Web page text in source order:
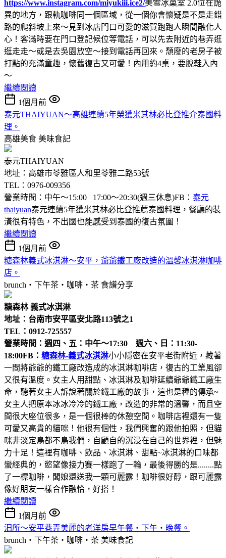
https://www.instagram.com/miyukiii.ice2/美雪冰菓室 2.0位在詭
異的地方，跟軌咖啡同一個區域，從一個你會懷疑是不是走錯
路的爬斜坡上來～見到冰店門口可愛的滋賀跑跑人瞬間融化人
心！客滿時要在門口登記候位等電話，可以先去附近的巷弄逛
逛走走～或是去吳園放空～接到電話再回來。頹廢的老房子被
打點的充滿童趣，懷舊復古又可愛！內用約4桌，要脫鞋入內
～
繼續閱讀
1個月前
泰元THAIYUAN～高雄連續5年榮獲米其林必比登推介泰國料
理。
高雄美食 美味食記
泰元THAIYUAN
地址：高雄市苓雅區人和里苓雅二路53號
TEL：0976-009356
營業時間：中午～15:00 17:00～20:30(週三休息)FB： 泰元
thaiyuan泰元連續5年獲米其林必比登推薦泰國料理，餐廳的裝
潢很有特色，不出國也能感受到泰國的復古氛圍！
繼續閱讀
1個月前
糖森林義式冰淇淋～安平，爺爺鐵工廠改造的溫馨冰淇淋咖啡
店。
brunch‧下午茶‧咖啡‧茶 食譜分享
糖森林 義式冰淇淋
地址：台南市安平區安北路113號之1
TEL：0912-725557
營業時間：週四、五：中午～17:30 週六、日：11:30-
18:00FB： 糖森林-義式冰淇淋小小隱密在安平老街附近，藏著
一間將爺爺的鐵工廠改造成的冰淇淋咖啡店，復古的工業風卻
又很有溫度。女主人用甜點、冰淇淋及咖啡延續爺爺鐵工廠生
命，聽著女主人訴說著關於鐵工廠的故事，這也是種的傳承~
女主人把原本冰冰冷冷的鐵工廠，改造的非常的溫馨，而且空
間很大座位很多，是一個很棒的休憩空間。咖啡店裡還有一隻
可愛又高貴的貓咪！他很有個性，我們興奮的跟他拍照，但貓
咪非淡定鳥都不鳥我們，自顧自的沉浸在自己的世界裡，但魅
力十足！這裡有咖啡、飲品、冰淇淋、甜點~冰淇淋的口味都
蠻經典的，慾望像接力賽一樣跑了一輪，最後得勝的是........點
了一標咖啡，闆娘還送我一顆可麗露！咖啡很好醇，跟可麗露
像好朋友一樣合作融恰，好搭！
繼續閱讀
1個月前
汨所～安平巷弄美麗的老洋房早午餐‧下午‧晚餐。
brunch‧下午茶‧咖啡‧茶 美味食記